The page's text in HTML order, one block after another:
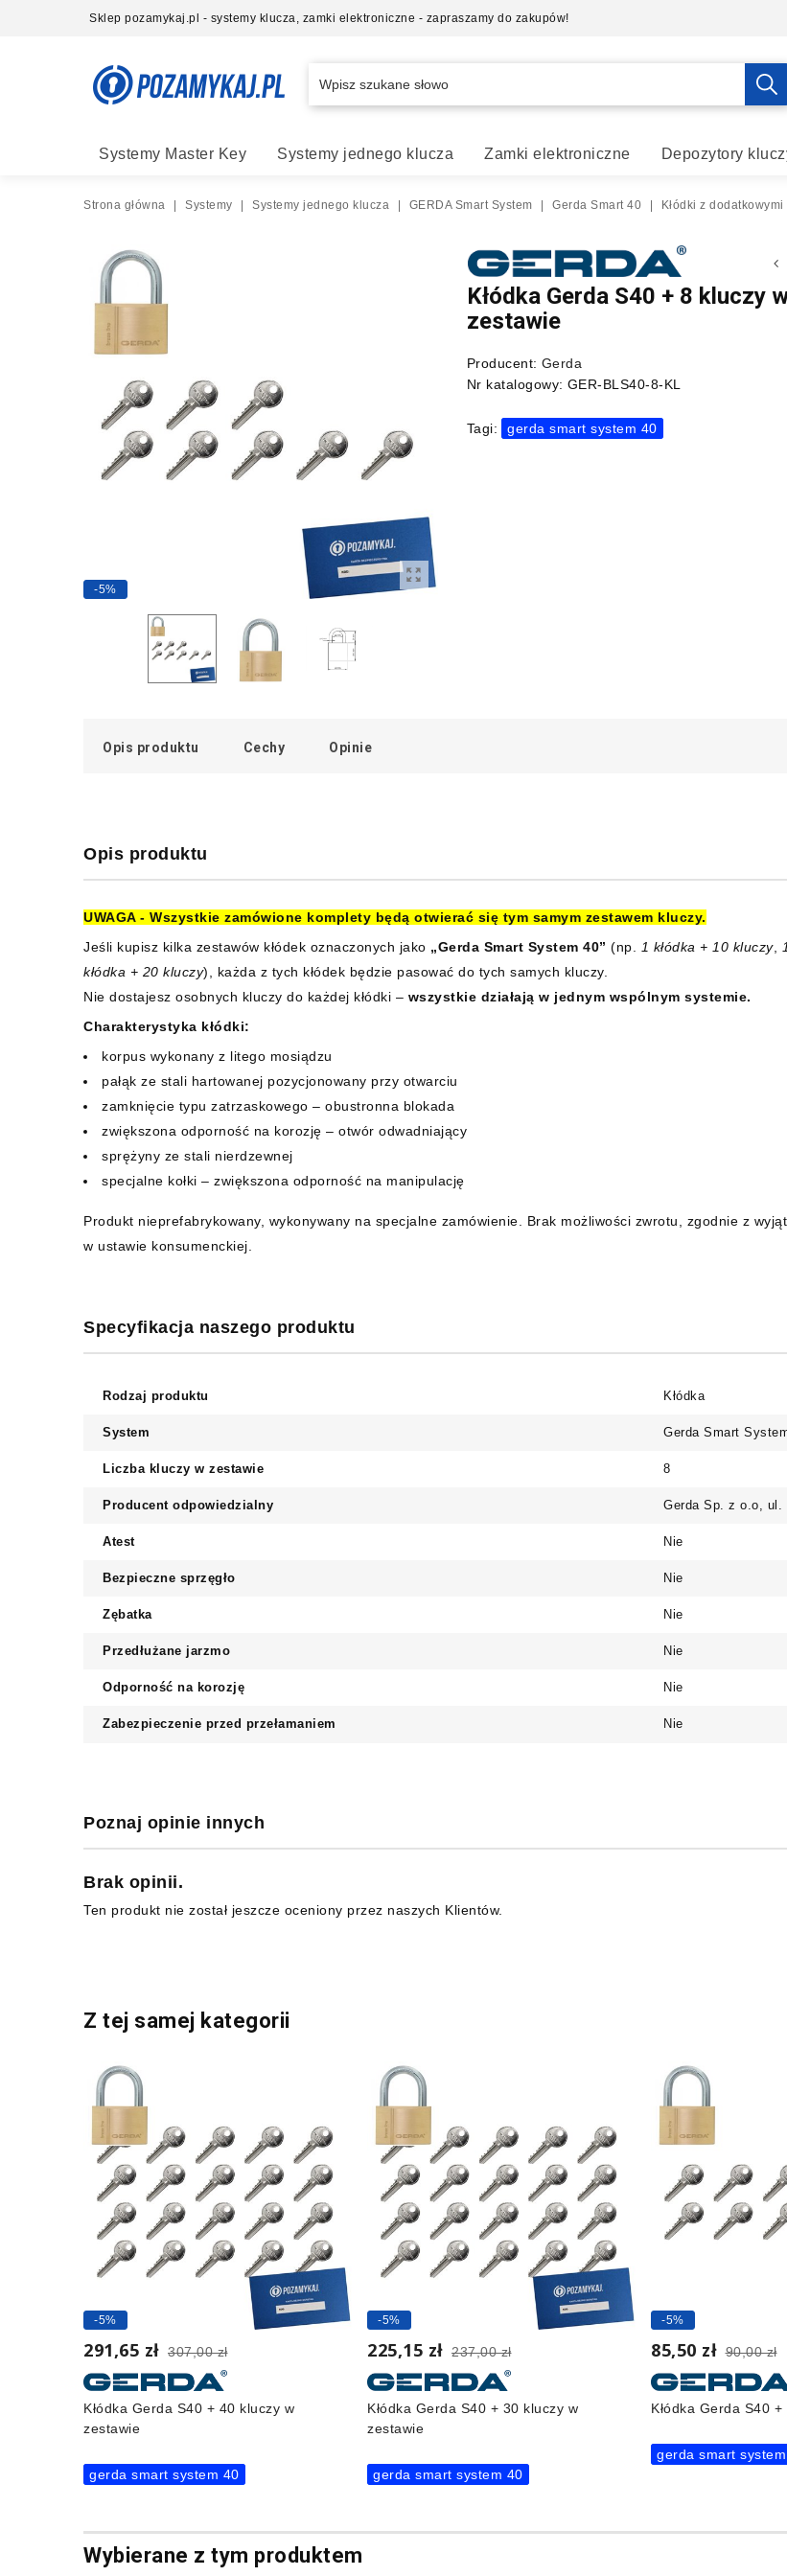
Sklep pozamykaj.pl - systemy klucza, zamki elektroniczne - zapraszamy do zakupów!
Systemy Master Key Systemy jednego klucza Zamki elektroniczne Depozytory
Strona główna Systemy Systemy jednego klucza GERDA Smart System Gerda Smart 40 Kłódki z
-5%
Kłódka Gerda S40 + 8 kluczy
zestawie
Producent: Gerda
Nr katalogowy: GER-BLS40-8-KL
Tagi: gerda smart system 40
Opis produktu Cechy Opinie
Opis produktu
UWAGA - Wszystkie zamówione komplety będą otwierać się tym samym zestawem kluczy.
Jeśli kupisz kilka zestawów kłódek oznaczonych jako „Gerda Smart System 40” (np. 1 kłódka + 10 kluczy,
1
kłódka + 20 kluczy), każda z tych kłódek będzie pasować do tych samych kluczy.
Nie dostajesz osobnych kluczy do każdej kłódki – wszystkie działają w jednym wspólnym systemie.
Charakterystyka kłódki:
korpus wykonany z litego mosiądzu
pałąk ze stali hartowanej pozycjonowany przy otwarciu
zamknięcie typu zatrzaskowego – obustronna blokada
zwiększona odporność na korozję – otwór odwadniający
sprężyny ze stali nierdzewnej
specjalne kołki – zwiększona odporność na manipulację
Produkt nieprefabrykowany, wykonywany na specjalne zamówienie. Brak możliwości zwrotu, zgodnie z
w ustawie konsumenckiej.
Specyfikacja naszego produktu
Rodzaj produktu Kłódka
System Gerda Smart
Liczba kluczy w zestawie 8
Producent odpowiedzialny Gerda Sp. z o.o, ul.
Atest Nie
Bezpieczne sprzęgło Nie
Zębatka Nie
Przedłużane jarzmo Nie
Odporność na korozję Nie
Zabezpieczenie przed przełamaniem Nie
Poznaj opinie innych
Brak opinii.
Ten produkt nie został jeszcze oceniony przez naszych Klientów.
Z tej samej kategorii
-5%
291,65 zł 307,00 zł
Kłódka Gerda S40 + 40 kluczy w
zestawie
gerda smart system 40
-5%
225,15 zł 237,00 zł
Kłódka Gerda S40 + 30 kluczy w
zestawie
gerda smart system 40
-5%
85,50 zł 90,00 zł
Kłódka Gerda S40
gerda smart
Wybierane z tym produktem